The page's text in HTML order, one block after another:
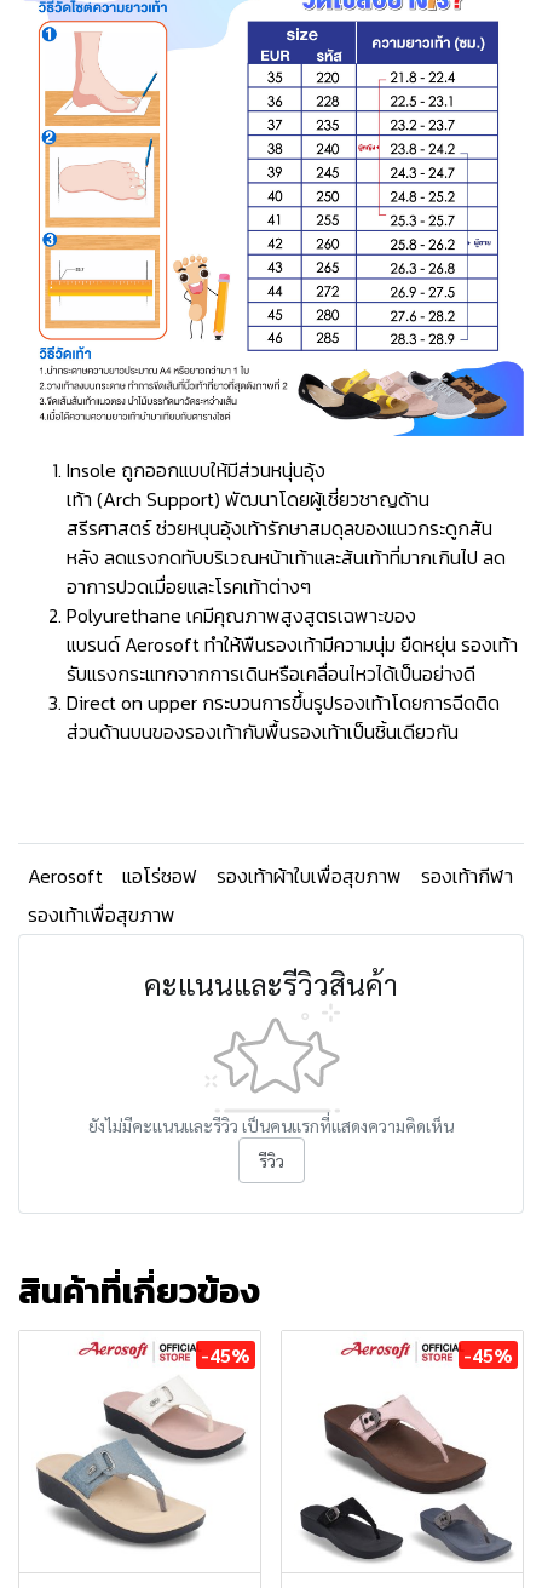
Insole ถูกออกแบบให้มีส่วนหนุ่นอุ้ง
เท้า (Arch Support) พัฒนาโดยผู้เชี่ยวชาญด้าน
สรีรศาสตร์ ช่วยหนุนอุ้งเท้ารักษาสมดุลของแนวกระดูกสัน
หลัง ลดแรงกดทับบริเวณหน้าเท้าและส้นเท้าที่มากเกินไป ลด
อาการปวดเมื่อยและโรคเท้าต่างๆ
Polyurethane เคมีคุณภาพสูงสูตรเฉพาะของ
แบรนด์ Aerosoft ทำให้พืนรองเท้ามีความนุ่ม ยืดหยุ่น รองเท้า
รับแรงกระแทกจากการเดินหรือเคลื่อนไหวได้เป็นอย่างดี
Direct on upper กระบวนการขึ้นรูปรองเท้าโดยการฉีดติด
ส่วนด้านบนของรองเท้ากับพื้นรองเท้าเป็นชิ้นเดียวกัน
Aerosoft แอโร่ซอฟ รองเท้าผ้าใบเพื่อสุขภาพ
รองเท้ากีฬา
รองเท้าเพื่อสุขภาพ
คะแนนและรีวิวสินค้า
ยังไม่มีคะแนนและรีวิว เป็นคนแรกที่แสดงความคิดเห็น
รีวิว
สินค้าที่เกี่ยวข้อง
-45% -45%